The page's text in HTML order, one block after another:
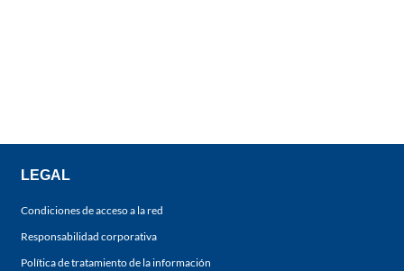
LEGAL
Condiciones de acceso a la red
Responsabilidad corporativa
Política de tratamiento de la información